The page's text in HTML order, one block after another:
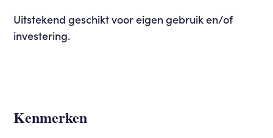
Uitstekend geschikt voor eigen gebruik en/of
investering.
Kenmerken